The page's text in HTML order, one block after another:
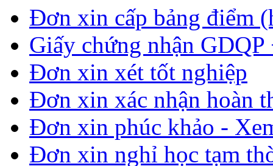
Đơn xin cấp bảng điểm
Giấy chứng nhận
Đơn xin xét tốt nghiệp
Đơn xin xác nhận hoàn
Đơn xin phúc khảo -
Đơn xin nghỉ học tạm